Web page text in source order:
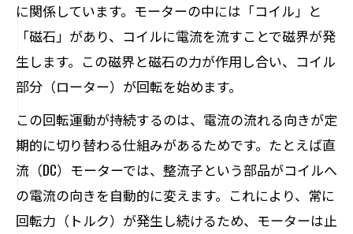
に関係しています。モーターの中には「コイル」と
「磁石」があり、コイルに電流を流すことで磁界が発
生します。この磁界と磁石の力が作用し合い、コイル
部分（ローター）が回転を始めます。
この回転運動が持続するのは、電流の流れる向きが定
期的に切り替わる仕組みがあるためです。たとえば直
流（DC）モーターでは、整流子という部品がコイルへ
の電流の向きを自動的に変えます。これにより、常に
回転力（トルク）が発生し続けるため、モーターは止